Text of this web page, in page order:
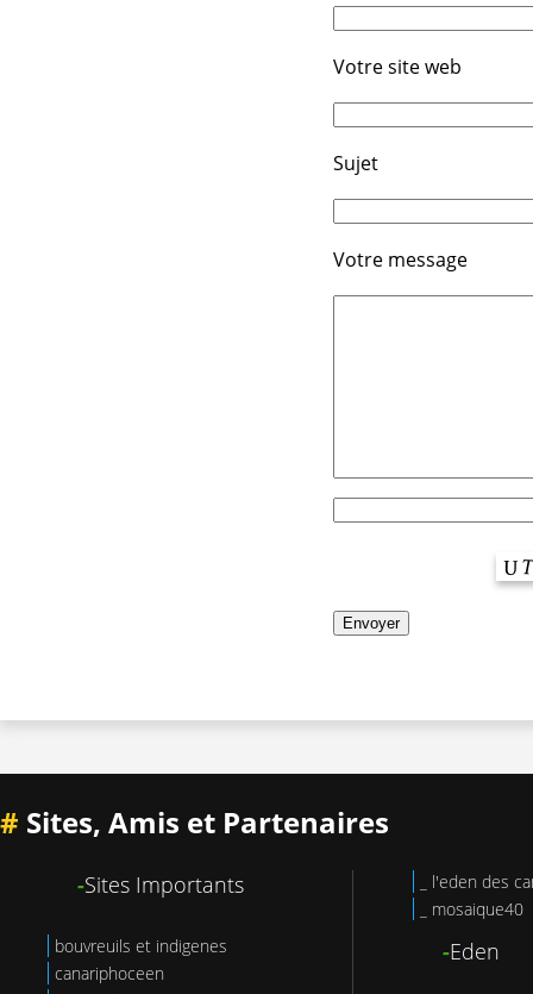
Votre site web
Sujet
Votre message
# Sites, Amis et Partenaires
-Sites Importants
bouvreuils et indigenes
canariphoceen
_ l'eden des
_ mosaique40
-Eden